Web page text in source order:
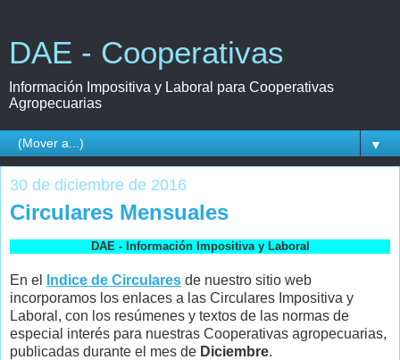
DAE - Cooperativas
Información Impositiva y Laboral para Cooperativas
Agropecuarias
▼
30 de diciembre de 2016
Circulares Mensuales
DAE - Información Impositiva y Laboral
En el Indice de Circulares de nuestro sitio web
incorporamos los enlaces a las Circulares Impositiva y
Laboral, con los resúmenes y textos de las normas de
especial interés para nuestras Cooperativas agropecuarias,
publicadas durante el mes de Diciembre.